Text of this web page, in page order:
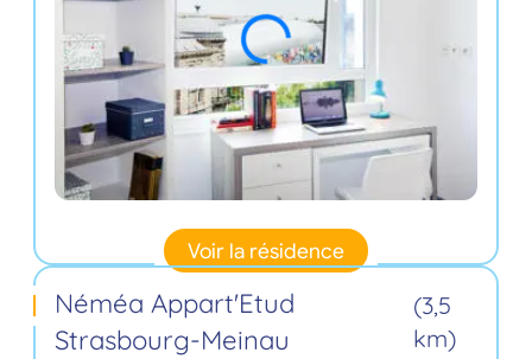
Voir la résidence
Néméa Appart'Etud
Strasbourg-Meinau
(3,5
km)